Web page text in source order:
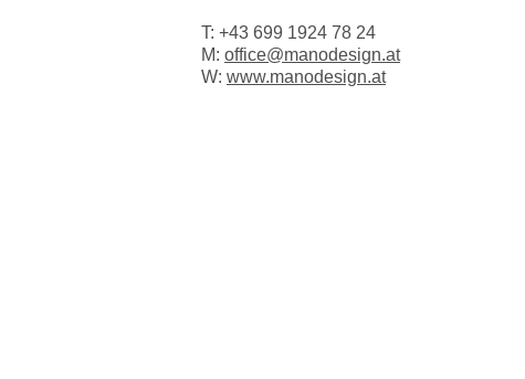
T: +43 699 1924 78 24
M: office@manodesign.at
W: www.manodesign.at